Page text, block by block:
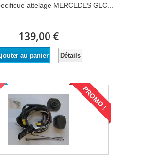
attelage MERCEDES GLC...
139,00 €
au panier Détails
PROMO !